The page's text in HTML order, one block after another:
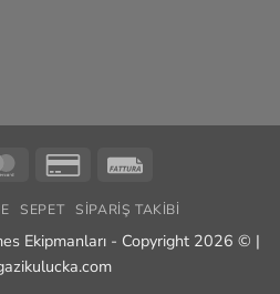
MasterCardCredit
2
SEPET SIPARIŞ TAKIBI
Ekipmanları - Copyright 2026 © |